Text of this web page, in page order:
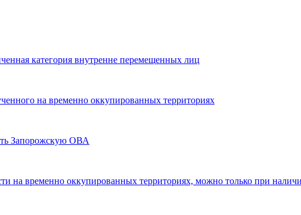
категория внутренне перемещенных лиц
на временно оккупированных территориях
Запорожскую ОВА
на временно оккупированных территориях, можно только при